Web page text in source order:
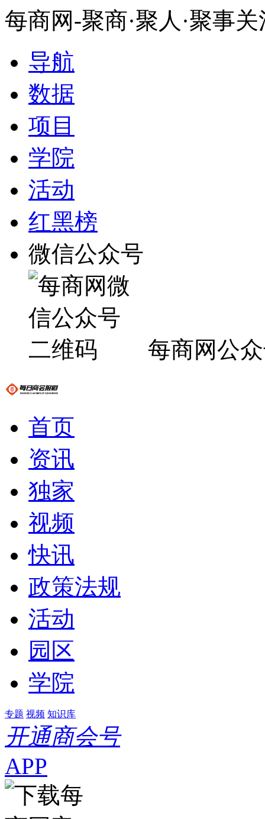
每商网-聚商·聚人·聚事
导航
数据
项目
学院
活动
红黑榜
微信公众号
每商网公
首页
资讯
独家
视频
快讯
政策法规
活动
园区
学院
专题 视频 知识库
开通商会号
APP